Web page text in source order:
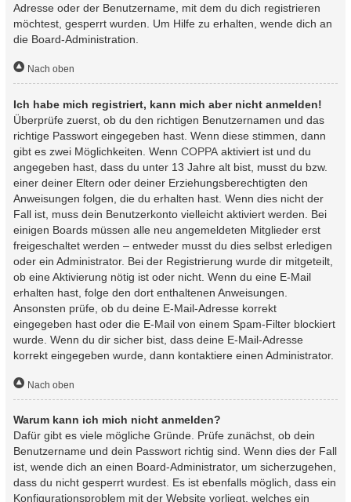
Adresse oder der Benutzername, mit dem du dich registrieren
möchtest, gesperrt wurden. Um Hilfe zu erhalten, wende dich an
die Board-Administration.
Nach oben
Ich habe mich registriert, kann mich aber nicht anmelden!
Überprüfe zuerst, ob du den richtigen Benutzernamen und das
richtige Passwort eingegeben hast. Wenn diese stimmen, dann
gibt es zwei Möglichkeiten. Wenn COPPA aktiviert ist und du
angegeben hast, dass du unter 13 Jahre alt bist, musst du bzw.
einer deiner Eltern oder deiner Erziehungsberechtigten den
Anweisungen folgen, die du erhalten hast. Wenn dies nicht der
Fall ist, muss dein Benutzerkonto vielleicht aktiviert werden. Bei
einigen Boards müssen alle neu angemeldeten Mitglieder erst
freigeschaltet werden – entweder musst du dies selbst erledigen
oder ein Administrator. Bei der Registrierung wurde dir mitgeteilt,
ob eine Aktivierung nötig ist oder nicht. Wenn du eine E-Mail
erhalten hast, folge den dort enthaltenen Anweisungen.
Ansonsten prüfe, ob du deine E-Mail-Adresse korrekt
eingegeben hast oder die E-Mail von einem Spam-Filter blockiert
wurde. Wenn du dir sicher bist, dass deine E-Mail-Adresse
korrekt eingegeben wurde, dann kontaktiere einen Administrator.
Nach oben
Warum kann ich mich nicht anmelden?
Dafür gibt es viele mögliche Gründe. Prüfe zunächst, ob dein
Benutzername und dein Passwort richtig sind. Wenn dies der Fall
ist, wende dich an einen Board-Administrator, um sicherzugehen,
dass du nicht gesperrt wurdest. Es ist ebenfalls möglich, dass ein
Konfigurationsproblem mit der Website vorliegt, welches ein